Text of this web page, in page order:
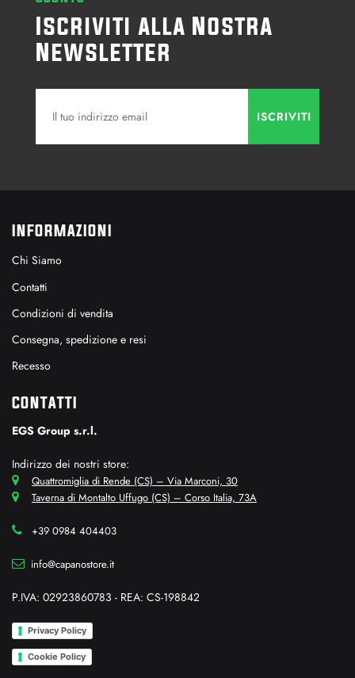
Iscriviti alla Nostra
Newsletter
INFORMAZIONI
Chi Siamo
Contatti
Condizioni di vendita
Consegna, spedizione e resi
Recesso
CONTATTI
EGS Group s.r.l.
Indirizzo dei nostri store:
Quattromiglia di Rende (CS) – Via Marconi, 30
Taverna di Montalto Uffugo (CS) – Corso Italia, 73A
+39 0984 404403
info@capanostore.it
P.IVA: 02923860783 - REA: CS-198842
Privacy Policy
Cookie Policy